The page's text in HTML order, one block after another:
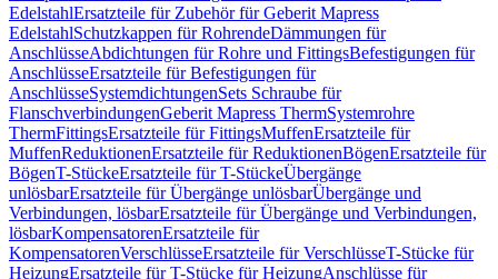
EdelstahlErsatzteile für Zubehör für Geberit Mapress
EdelstahlSchutzkappen für RohrendeDämmungen für
AnschlüsseAbdichtungen für Rohre und FittingsBefestigungen für
AnschlüsseErsatzteile für Befestigungen für
AnschlüsseSystemdichtungenSets Schraube für
FlanschverbindungenGeberit Mapress ThermSystemrohre
ThermFittingsErsatzteile für FittingsMuffenErsatzteile für
MuffenReduktionenErsatzteile für ReduktionenBögenErsatzteile für
BögenT-StückeErsatzteile für T-StückeÜbergänge
unlösbarErsatzteile für Übergänge unlösbarÜbergänge und
Verbindungen, lösbarErsatzteile für Übergänge und Verbindungen,
lösbarKompensatorenErsatzteile für
KompensatorenVerschlüsseErsatzteile für VerschlüsseT-Stücke für
HeizungErsatzteile für T-Stücke für HeizungAnschlüsse für